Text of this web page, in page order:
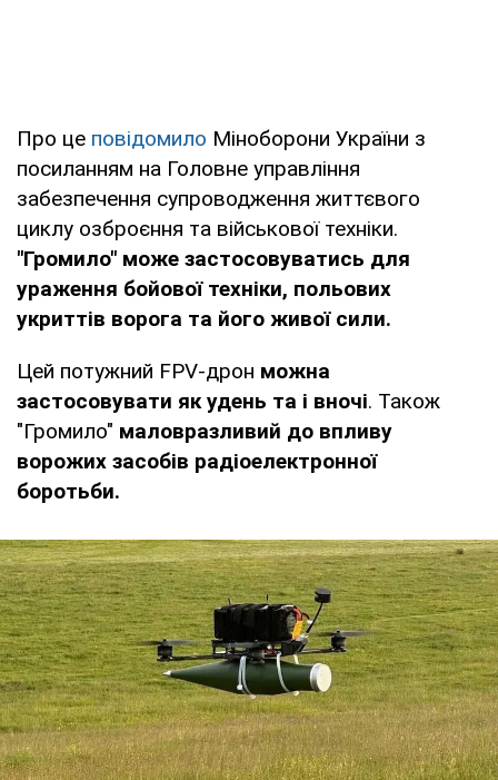
Про це повідомило Міноборони України з
посиланням на Головне управління
забезпечення супроводження життєвого
циклу озброєння та військової техніки.
"Громило" може застосовуватись для
ураження бойової техніки, польових
укриттів ворога та його живої сили.
Цей потужний FPV-дрон можна
застосовувати як удень та і вночі. Також
"Громило" маловразливий до впливу
ворожих засобів радіоелектронної
боротьби.